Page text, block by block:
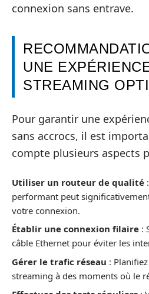
connexion sans entrave.
UNE
STREAMING
Pour garantir une
sans accrocs, il est
compte plusieurs aspects
Utiliser un routeur de qualité
performant peut
votre connexion.
Établir une connexion filaire :
câble Ethernet pour éviter les
Gérer le trafic réseau :
streaming à des moments où le